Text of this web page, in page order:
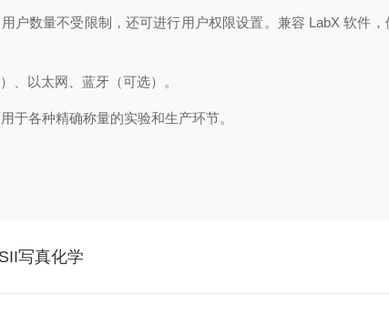
户数量不受限制，还可进行用户权限设置。兼容 LabX 软件
、以太网、蓝牙（可选）。
于各种精确称量的实验和生产环节。
写真化学